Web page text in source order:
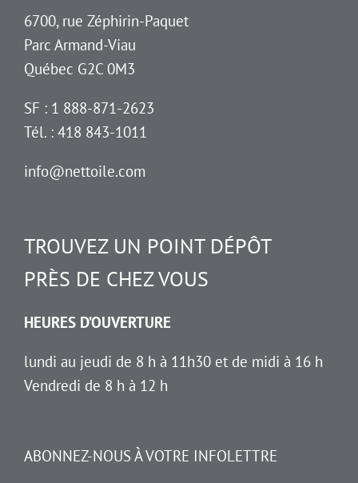
6700, rue Zéphirin-Paquet
Parc Armand-Viau
Québec G2C 0M3
SF : 1 888-871-2623
Tél. : 418 843-1011
info@nettoile.com
TROUVEZ UN POINT DÉPÔT
PRÈS DE CHEZ VOUS
HEURES D’OUVERTURE
lundi au jeudi de 8 h à 11h30 et de midi à 16 h
Vendredi de 8 h à 12 h
ABONNEZ-NOUS À VOTRE INFOLETTRE